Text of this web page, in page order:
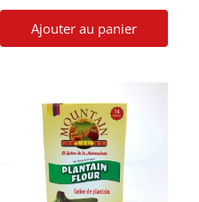
Ajouter au panier